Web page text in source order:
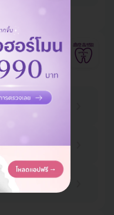
1,900 บาท
5,000 บาท